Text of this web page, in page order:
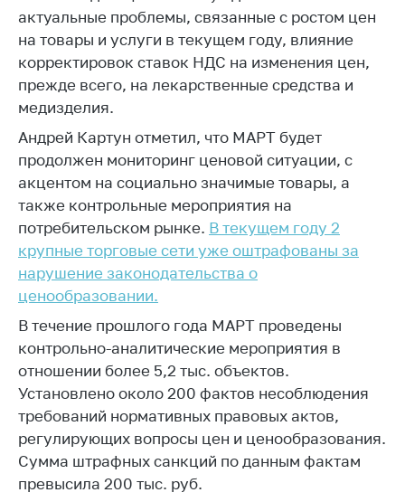
Деятельность
Ценовая политика
Антимонопольное
регулирование и
конкуренция
Торговля и услуги
Регулирование и
контроль закупок
Защита прав
потребителей
Регулирование
рекламной
деятельности
Международное
сотрудничество
Применение мер
нетарифного
регулирования
Биржевая торговля
актуальные проблемы, связанные с ростом цен
на товары и услуги в текущем году, влияние
корректировок ставок НДС на изменения цен,
прежде всего, на лекарственные средства и
медизделия.
Андрей Картун отметил, что МАРТ будет
продолжен мониторинг ценовой ситуации, с
акцентом на социально значимые товары, а
также контрольные мероприятия на
потребительском рынке. В текущем году 2
крупные торговые сети уже оштрафованы за
нарушение законодательства о
ценообразовании.
В течение прошлого года МАРТ проведены
контрольно-аналитические мероприятия в
отношении более 5,2 тыс. объектов.
Установлено около 200 фактов несоблюдения
требований нормативных правовых актов,
регулирующих вопросы цен и ценообразования.
Сумма штрафных санкций по данным фактам
превысила 200 тыс. руб.